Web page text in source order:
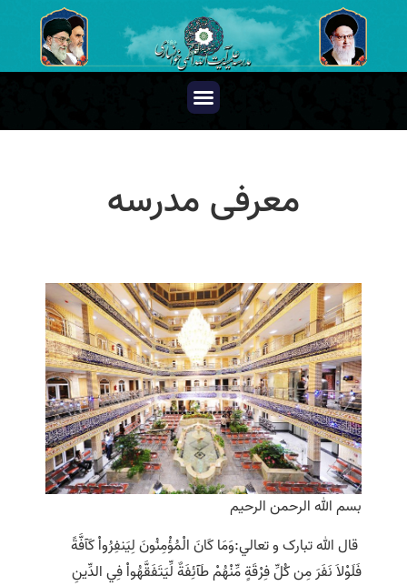
معرفی مدرسه
بسم الله الرحمن الرحيم
قال الله تبارک و تعالي:وَمَا كَانَ الْمُؤْمِنُونَ لِيَنفِرُواْ كَآفَّةً
فَلَوْلاَ نَفَرَ مِن كُلِّ فِرْقَةٍ مِّنْهُمْ طَآئِفَةٌ لِّيَتَفَقَّهُواْ فِي الدِّينِ